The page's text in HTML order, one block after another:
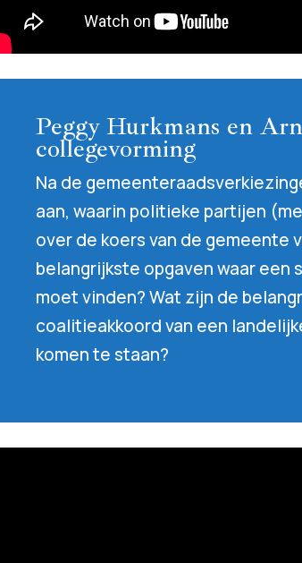
Peggy Hurkmans en
collegevorming
Na de
aan, waarin politieke partijen
over de koers van de gemeente
belangrijkste opgaven waar een
moet vinden? Wat zijn de
coalitieakkoord van een
komen te staan?